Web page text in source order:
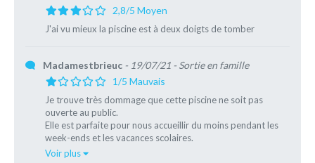
2,8/5 Moyen
J'ai vu mieux la piscine est à deux doigts de tomber
Madamestbrieuc - 19/07/21 - Sortie en famille
1/5 Mauvais
Je trouve très dommage que cette piscine ne soit pas
ouverte au public.
Elle est parfaite pour nous accueillir du moins pendant les
week-ends et les vacances scolaires.
Voir plus